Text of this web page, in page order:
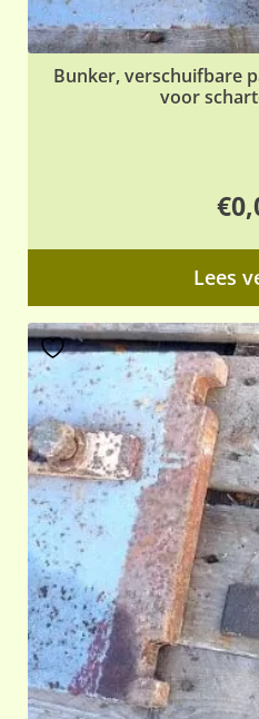
Bunker, verschuifbare
voor
€
Lees